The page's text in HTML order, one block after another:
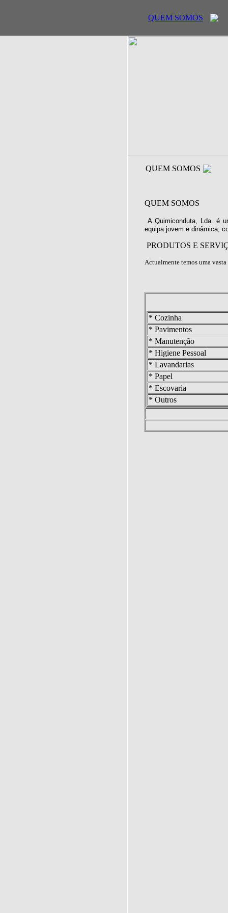
QUEM SOMOS
QUEM SOMOS
QUEM SOMOS
A Quimiconduta, Lda. é
equipa jovem e dinâmica,
PRODUTOS E
Actualmente temos uma
* Cozinha
* Pavimentos
* Manutenção
* Higiene Pessoal
* Lavandarias
* Papel
* Escovaria
* Outros